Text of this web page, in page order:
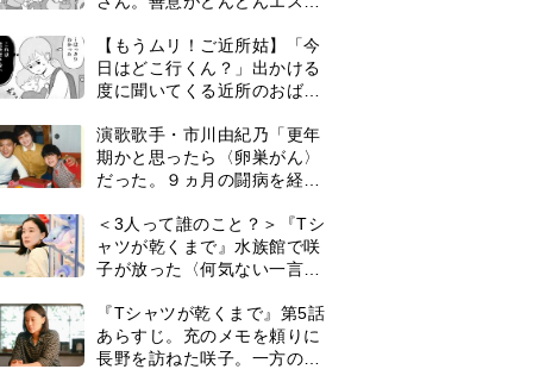
てと家事の合間に、哲学者テ
年」もっと見る